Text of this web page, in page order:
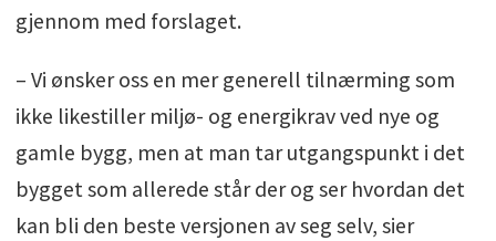
gjennom med forslaget.
– Vi ønsker oss en mer generell tilnærming som
ikke likestiller miljø- og energikrav ved nye og
gamle bygg, men at man tar utgangspunkt i det
bygget som allerede står der og ser hvordan det
kan bli den beste versjonen av seg selv, sier